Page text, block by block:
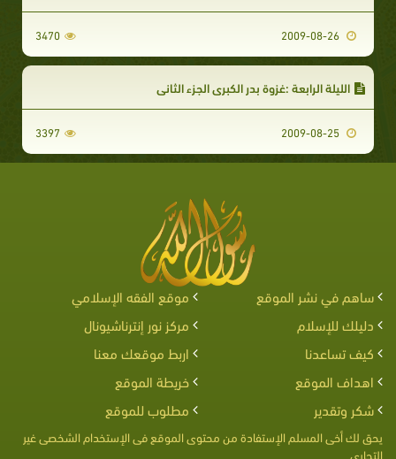
3470
الليلة الرابعة :غزوة بدر الكبرى الجزء الثاني
3397
ساهم في نشر الموقع
موقع الفقه الإسلامي
دليلك للإسلام
مركز نور إنترناشيونال
كيف تساعدنا
اربط موقعك معنا
اهداف الموقع
خريطة الموقع
شكر وتقدير
مطلوب للموقع
يحق لك أخى المسلم الإستفادة من محتوى الموقع فى الإستخدام الشخصى غير
التجارى